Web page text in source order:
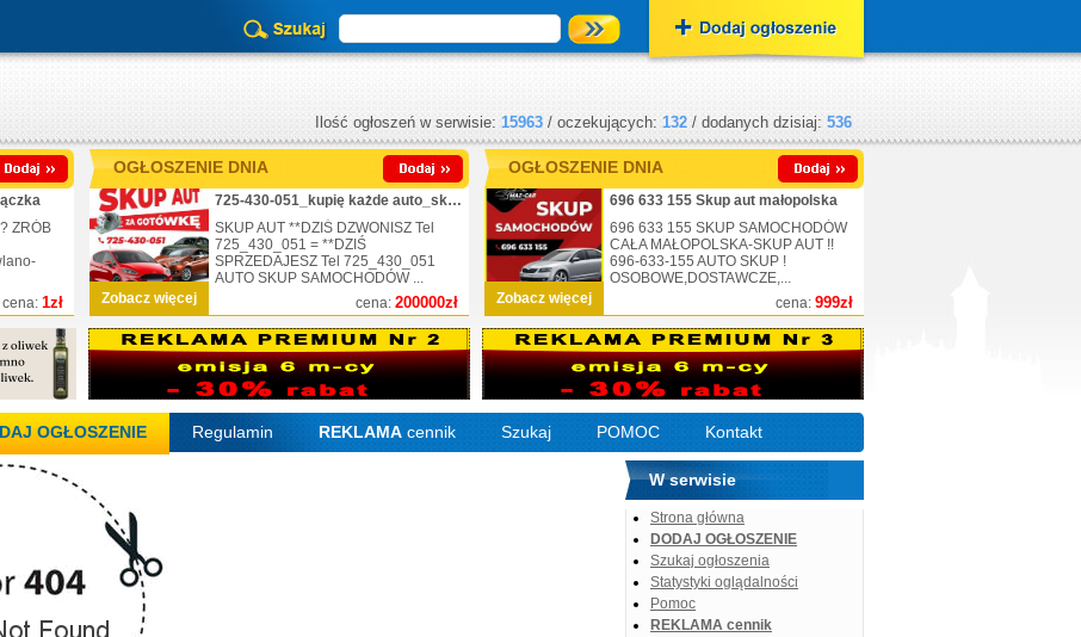
Ilość ogłoszeń w serwisie: 15963 / oczekujących: 132 / dodanych dzisiaj: 536
cena: 1zł
ZRÓB
OGŁOSZENIE DNIA
Zobacz więcej cena: 200000zł
725-430-051_kupię każde auto_skup_nr.1
SKUP AUT **DZIŚ DZWONISZ Tel
725_430_051 = **DZIŚ
SPRZEDAJESZ Tel 725_430_051
AUTO SKUP SAMOCHODÓW ...
OGŁOSZENIE DNIA
Zobacz więcej cena: 999zł
696 633 155 Skup aut małopolska
696 633 155 SKUP SAMOCHODÓW
CAŁA MAŁOPOLSKA-SKUP AUT !!
696-633-155 AUTO SKUP !
OSOBOWE,DOSTAWCZE,...
OGŁOSZENIE Regulamin REKLAMA cennik Szukaj POMOC Kontakt
W serwisie
Strona główna
DODAJ OGŁOSZENIE
Szukaj ogłoszenia
Statystyki oglądalności
Pomoc
REKLAMA cennik